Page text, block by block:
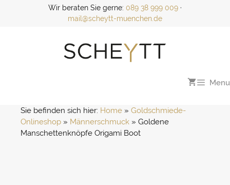
Wir beraten Sie gerne: 089 38 999 009 ·
mail@scheytt-muenchen.de
Menu
Sie befinden sich hier: Home » Goldschmiede-
Onlineshop » Männerschmuck » Goldene
Manschettenknöpfe Origami Boot